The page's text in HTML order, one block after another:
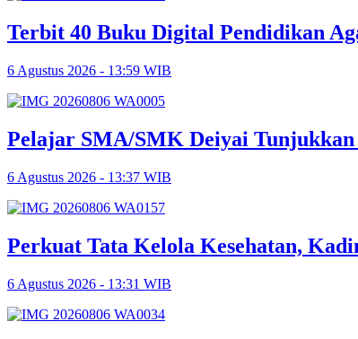
Terbit 40 Buku Digital Pendidikan
6 Agustus 2026 - 13:59 WIB
Pelajar SMA/SMK Deiyai Tunjukkan
6 Agustus 2026 - 13:37 WIB
Perkuat Tata Kelola Kesehatan,
6 Agustus 2026 - 13:31 WIB